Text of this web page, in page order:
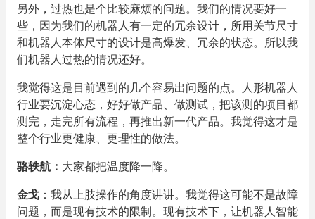
另外，过热也是个比较麻烦的问题。我们的情况要好一
些，因为我们的机器人有一定的冗余设计，所用关节尺寸
和机器人本体尺寸的设计是高爆发、冗余的状态。所以我
们机器人过热的情况还好。
我觉得这是目前遇到的几个容易出问题的点。人形机器人
行业要沉淀心态，好好做产品、做测试，把该测的项目都
测完，走完所有流程，再推出新一代产品。我觉得这才是
整个行业更健康、更理性的做法。
骆轶航 ： 大家都把温度降一降。
金戈 ：我从上肢操作的角度讲讲。我觉得这可能不是故障
问题，而是现有技术的限制。现有技术下，让机器人智能